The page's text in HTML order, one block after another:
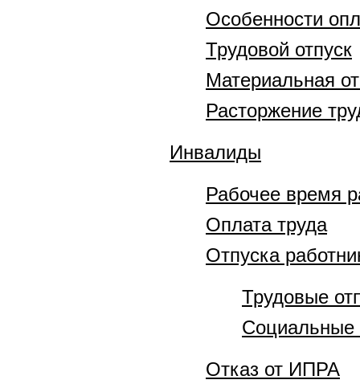
Особенности
Трудовой отпуск
Материальная
Расторжение
Инвалиды
Рабочее время
Оплата труда
Отпуска
Трудовые
Социальные
Отказ от ИПРА